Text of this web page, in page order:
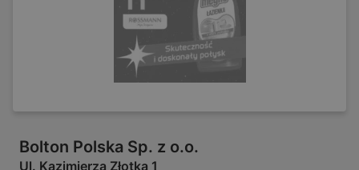
Bolton Polska Sp. z o.o.
Ul. Kazimierza Złotka 1